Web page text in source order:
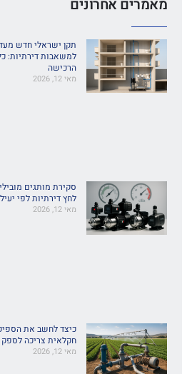
מאמרים אחרונים
תקן ישראלי חדש מעדכן
למשאבות דירתיות: כל
הרכישה
סקירת מותגים
לחץ דירתיות לפי
מאי 12, 2026
כיצד לחשב את הספיקה
חקלאית צריכה לספק
מאי 12, 2026